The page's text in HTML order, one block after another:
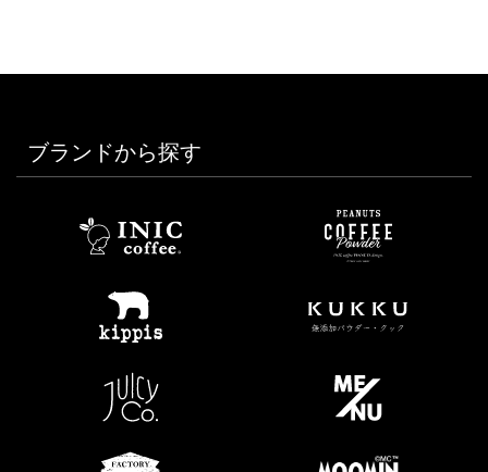
ブランドから探す